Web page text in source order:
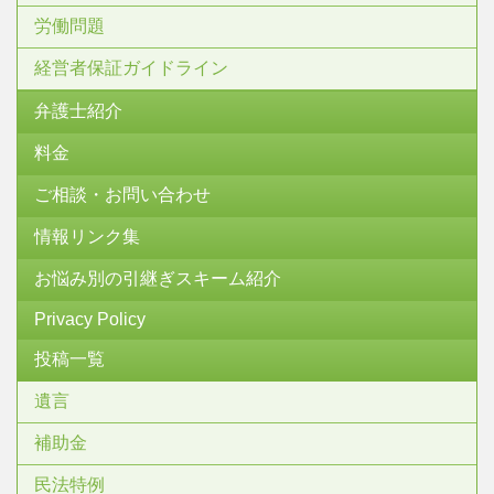
労働問題
経営者保証ガイドライン
弁護士紹介
料金
ご相談・お問い合わせ
情報リンク集
お悩み別の引継ぎスキーム紹介
Privacy Policy
投稿一覧
遺言
補助金
民法特例